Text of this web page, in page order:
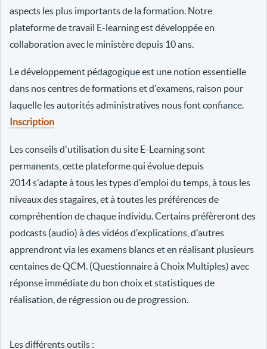
aspects les plus importants de la formation. Notre
plateforme de travail E-learning est développée en
collaboration avec le ministère depuis 10 ans.
Le développement pédagogique est une notion essentielle
dans nos centres de formations et d'examens, raison pour
laquelle les autorités administratives nous font confiance.
Inscription
Les conseils d'utilisation du site E-Learning sont
permanents, cette plateforme qui évolue depuis
2014 s'adapte à tous les types d'emploi du temps, à tous les
niveaux des stagaires, et à toutes les préférences de
compréhention de chaque individu. Certains préfèreront des
podcasts (audio) à des vidéos d'explications, d'autres
apprendront via les examens blancs et en réalisant plusieurs
centaines de QCM. (Questionnaire à Choix Multiples) avec
réponse immédiate du bon choix et statistiques de
réalisation, de régression ou de progression.
Les différents outils :